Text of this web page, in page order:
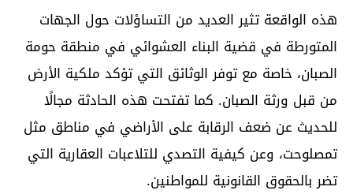
هذه الواقعة تثير العديد من التساؤلات حول الجهات
المتورطة في قضية البناء العشوائي في منطقة حومة
الصبان، خاصة مع توفر الوثائق التي تؤكد ملكية الأرض
من قبل ورثة الصبان. كما تفتحت هذه الحادثة مجالًا
للحديث عن ضعف الرقابة على الأراضي في مناطق مثل
تمصلوحت، وعن كيفية التصدي للتلاعبات العقارية التي
تضر بالحقوق القانونية للمواطنين.